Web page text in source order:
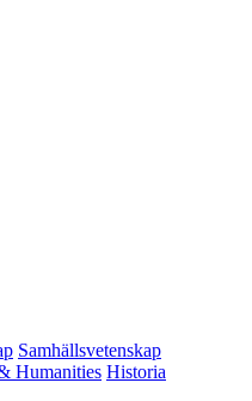
Samhällsvetenskap
Humanities Historia